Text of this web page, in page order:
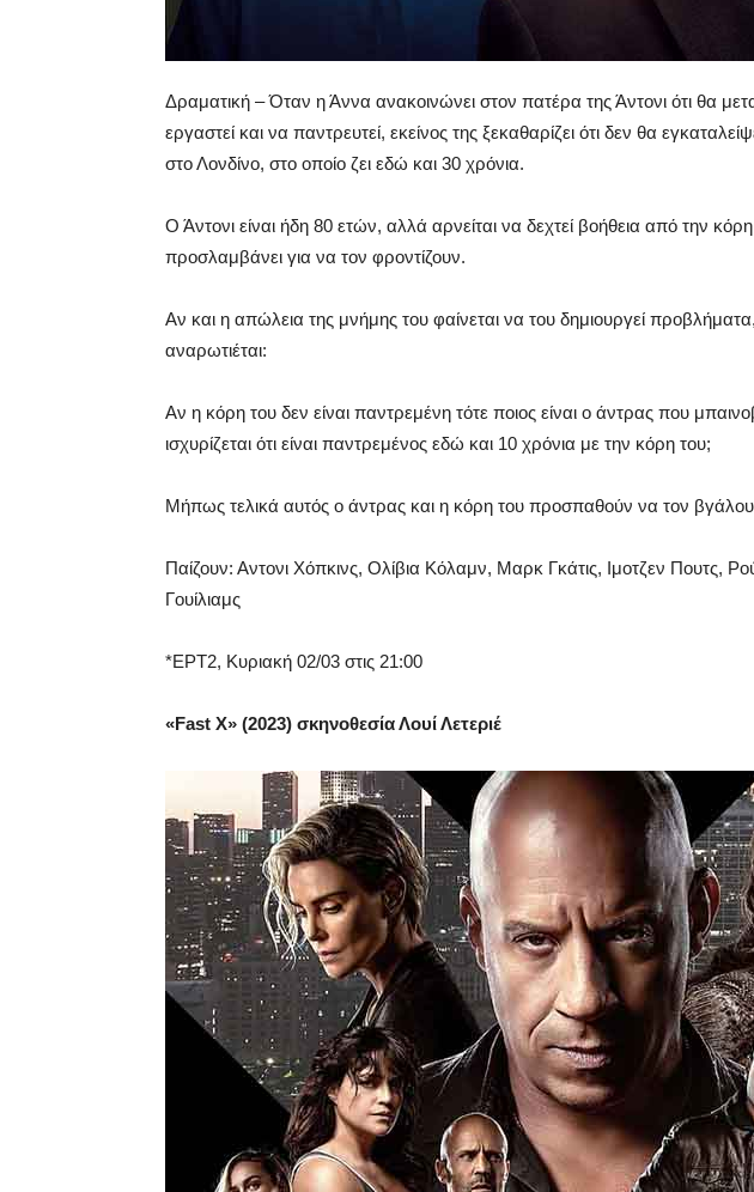
Δραματική – Όταν η Άννα ανακοινώνει στον πατέρα της Άντονι ότι θα
εργαστεί και να παντρευτεί, εκείνος της ξεκαθαρίζει ότι δεν θα
στο Λονδίνο, στο οποίο ζει εδώ και 30 χρόνια.
Ο Άντονι είναι ήδη 80 ετών, αλλά αρνείται να δεχτεί βοήθεια από την
προσλαμβάνει για να τον φροντίζουν.
Αν και η απώλεια της μνήμης του φαίνεται να του δημιουργεί
αναρωτιέται:
Αν η κόρη του δεν είναι παντρεμένη τότε ποιος είναι ο άντρας που
ισχυρίζεται ότι είναι παντρεμένος εδώ και 10 χρόνια με την κόρη του;
Μήπως τελικά αυτός ο άντρας και η κόρη του προσπαθούν να τον
Παίζουν: Αντονι Χόπκινς, Ολίβια Κόλαμν, Μαρκ Γκάτις, Ιμοτζεν Πουτς,
Γουίλιαμς
*ΕΡΤ2, Κυριακή 02/03 στις 21:00
«Fast X» (2023) σκηνοθεσία Λουί Λετεριέ